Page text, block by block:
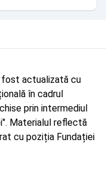
actualizată cu
în cadrul
prin intermediul
Materialul reflectă
cu poziția Fundației